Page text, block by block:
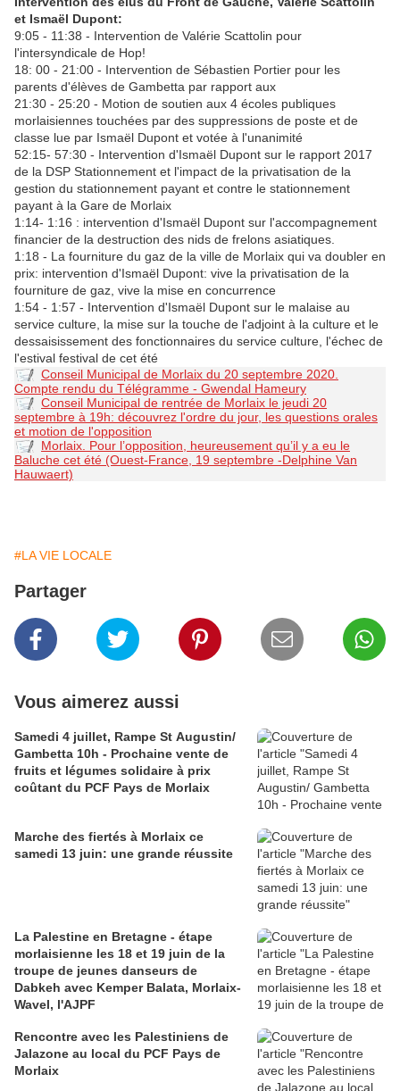
et Ismaël Dupont:
9:05 - 11:38 - Intervention de Valérie Scattolin pour
l'intersyndicale de Hop!
18: 00 - 21:00 - Intervention de Sébastien Portier pour les
parents d'élèves de Gambetta par rapport aux
21:30 - 25:20 - Motion de soutien aux 4 écoles publiques
morlaisiennes touchées par des suppressions de poste et de
classe lue par Ismaël Dupont et votée à l'unanimité
52:15- 57:30 - Intervention d'Ismaël Dupont sur le rapport 2017
de la DSP Stationnement et l'impact de la privatisation de la
gestion du stationnement payant et contre le stationnement
payant à la Gare de Morlaix
1:14- 1:16 : intervention d'Ismaël Dupont sur l'accompagnement
financier de la destruction des nids de frelons asiatiques.
1:18 - La fourniture du gaz de la ville de Morlaix qui va doubler en
prix: intervention d'Ismaël Dupont: vive la privatisation de la
fourniture de gaz, vive la mise en concurrence
1:54 - 1:57 - Intervention d'Ismaël Dupont sur le malaise au
service culture, la mise sur la touche de l'adjoint à la culture et le
dessaisissement des fonctionnaires du service culture, l'échec de
l'estival festival de cet été
Conseil Municipal de Morlaix du 20 septembre 2020.
Compte rendu du Télégramme - Gwendal Hameury
Conseil Municipal de rentrée de Morlaix le jeudi 20
septembre à 19h: découvrez l'ordre du jour, les questions orales
et motion de l'opposition
Morlaix. Pour l’opposition, heureusement qu’il y a eu le
Baluche cet été (Ouest-France, 19 septembre -Delphine Van
Hauwaert)
#LA VIE LOCALE
Partager
Vous aimerez aussi
Samedi 4 juillet, Rampe St Augustin/
Gambetta 10h - Prochaine vente de
fruits et légumes solidaire à prix
coûtant du PCF Pays de Morlaix
Marche des fiertés à Morlaix ce
samedi 13 juin: une grande réussite
La Palestine en Bretagne - étape
morlaisienne les 18 et 19 juin de la
troupe de jeunes danseurs de
Dabkeh avec Kemper Balata, Morlaix-
Wavel, l'AJPF
Rencontre avec les Palestiniens de
Jalazone au local du PCF Pays de
Morlaix